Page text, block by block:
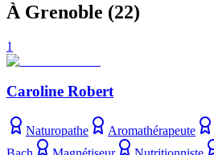
À Grenoble (22)
1
Caroline Robert
Naturopathe Aromathérapeute